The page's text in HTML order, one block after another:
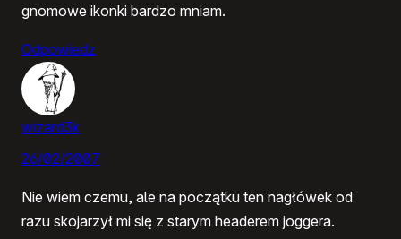
gnomowe ikonki bardzo mniam.
Odpowiedz
wizard3k
26/02/2007
Nie wiem czemu, ale na początku ten nagłówek od
razu skojarzył mi się z starym headerem joggera.